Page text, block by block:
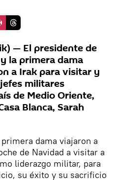
— El presidente de
la primera dama
a Irak para visitar y
militares
de Medio Oriente,
Blanca, Sarah
dama viajaron a
de Navidad a visitar a
liderazgo militar, para
su éxito y su sacrificio